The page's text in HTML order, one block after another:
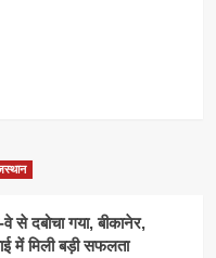
से दबोचा गया, बीकानेर,
में मिली बड़ी सफलता